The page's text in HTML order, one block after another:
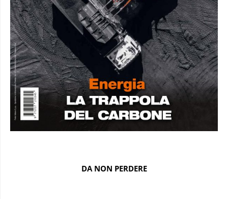
DA NON PERDERE